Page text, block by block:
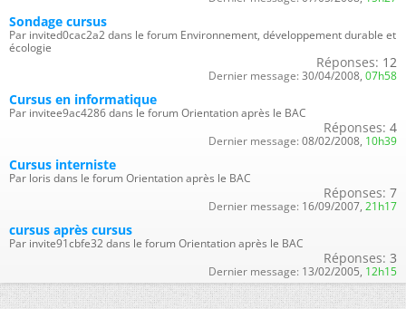
Sondage cursus
Par invited0cac2a2 dans le forum Environnement, développement durable et
écologie
Réponses: 12
Dernier message: 30/04/2008, 07h58
Cursus en informatique
Par invitee9ac4286 dans le forum Orientation après le BAC
Réponses: 4
Dernier message: 08/02/2008, 10h39
Cursus interniste
Par loris dans le forum Orientation après le BAC
Réponses: 7
Dernier message: 16/09/2007, 21h17
cursus après cursus
Par invite91cbfe32 dans le forum Orientation après le BAC
Réponses: 3
Dernier message: 13/02/2005, 12h15